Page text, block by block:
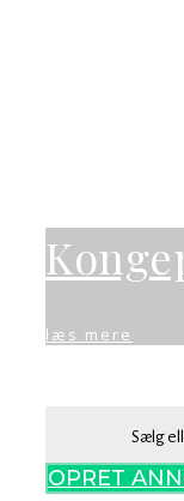
læs mere
Sælg
OPRET